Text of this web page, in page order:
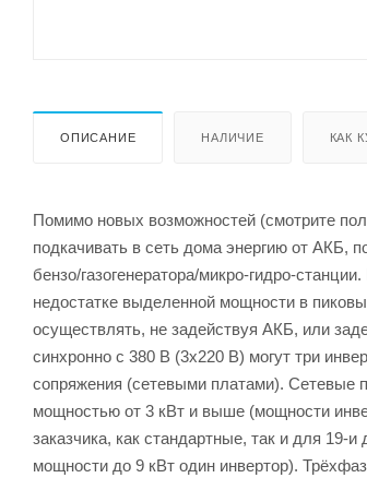
ОПИСАНИЕ НАЛИЧИЕ КАК
Помимо новых возможностей (смотрите
подкачивать в сеть дома энергию от АКБ,
бензо/газогенератора/микро-гидро-
недостатке выделенной мощности в
осуществлять, не задействуя АКБ, или
синхронно с 380 В (3х220 В) могут три
сопряжения (сетевыми платами). Сетевые
мощностью от 3 кВт и выше (мощности
заказчика, как стандартные, так и для
мощности до 9 кВт один инвертор).